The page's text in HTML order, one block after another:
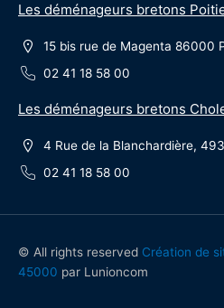
Les déménageurs bretons
15 bis rue de Magenta 86000
02 41 18 58 00
Les déménageurs bretons
4 Rue de la Blanchardière,
02 41 18 58 00
© All rights reserved Création de
45000 par Lunioncom